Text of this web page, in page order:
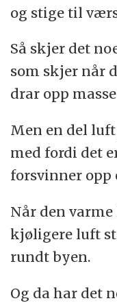
og stige til
Så skjer det
som skjer når
drar opp
Men en del
med fordi det
forsvinner opp
Når den
kjøligere luft
rundt byen.
Og da har det